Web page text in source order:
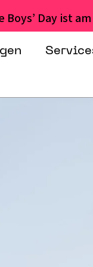
Boys’ Day ist